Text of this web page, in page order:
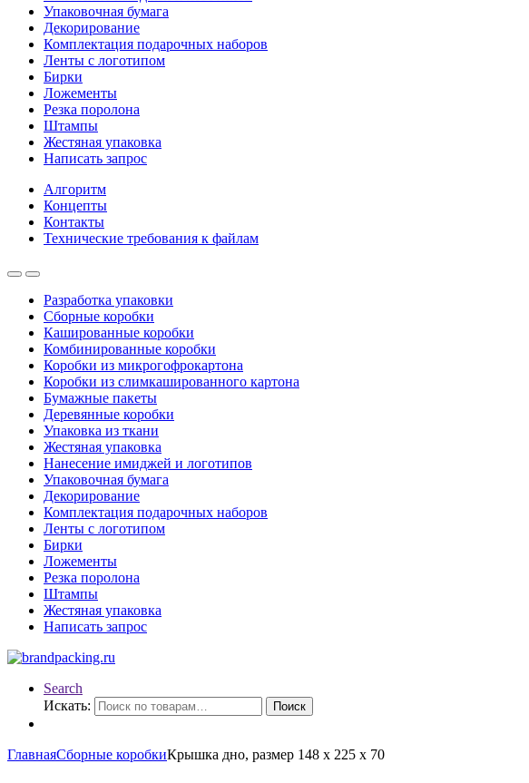
Упаковочная бумага
Декорирование
Комплектация подарочных наборов
Ленты с логотипом
Бирки
Ложементы
Резка поролона
Штампы
Жестяная упаковка
Написать запрос
Алгоритм
Концепты
Контакты
Технические требования к файлам
Разработка упаковки
Сборные коробки
Кашированные коробки
Комбинированные коробки
Коробки из микрогофрокартона
Коробки из слимкашированного картона
Бумажные пакеты
Деревянные коробки
Упаковка из ткани
Жестяная упаковка
Нанесение имиджей и логотипов
Упаковочная бумага
Декорирование
Комплектация подарочных наборов
Ленты с логотипом
Бирки
Ложементы
Резка поролона
Штампы
Жестяная упаковка
Написать запрос
Search
Искать:
Поиск
ГлавнаяСборные коробкиКрышка дно, размер 148 х 225 х 70